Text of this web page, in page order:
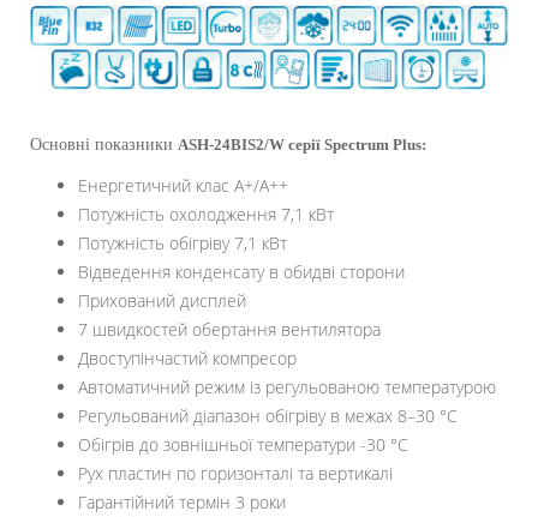
Основні показники ASH-24BIS2/W серії Spectrum Plus:
Енергетичний клас A+/A++
Потужність охолодження 7,1 кВт
Потужність обігріву 7,1 кВт
Відведення конденсату в обидві сторони
Прихований дисплей
7 швидкостей обертання вентилятора
Двоступінчастий компресор
Автоматичний режим із регульованою температурою
Регульований діапазон обігріву в межах 8–30 °C
Обігрів до зовнішньої температури -30 °C
Рух пластин по горизонталі та вертикалі
Гарантійний термін 3 роки